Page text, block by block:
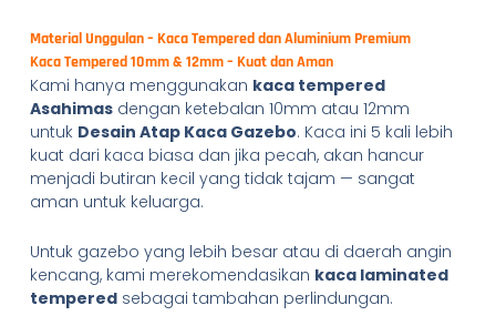
Material Unggulan – Kaca Tempered dan Aluminium Premium
Kaca Tempered 10mm & 12mm – Kuat dan Aman
Kami hanya menggunakan kaca tempered
Asahimasdengan ketebalan 10mm atau 12mm
untuk Desain Atap Kaca Gazebo. Kaca ini 5 kali lebih
kuat dari kaca biasa dan jika pecah, akan hancur
menjadi butiran kecil yang tidak tajam — sangat
aman untuk keluarga.
Untuk gazebo yang lebih besar atau di daerah angin
kencang, kami merekomendasikan kaca laminated
temperedsebagai tambahan perlindungan.